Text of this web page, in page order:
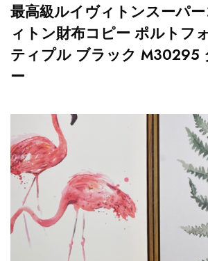
最高級ルイヴィトンスーパ
ィトン財布コピー ポルトフ
ティプル ブラック M30295
ー